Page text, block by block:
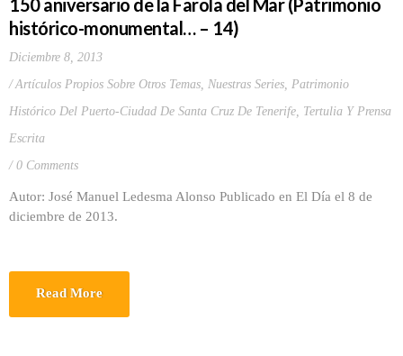
150 aniversario de la Farola del Mar (Patrimonio
histórico-monumental… – 14)
Diciembre 8, 2013
Artículos Propios Sobre Otros Temas, Nuestras Series, Patrimonio
Histórico Del Puerto-Ciudad De Santa Cruz De Tenerife, Tertulia Y Prensa
Escrita
0 Comments
Autor: José Manuel Ledesma Alonso Publicado en El Día el 8 de
diciembre de 2013.
Read More